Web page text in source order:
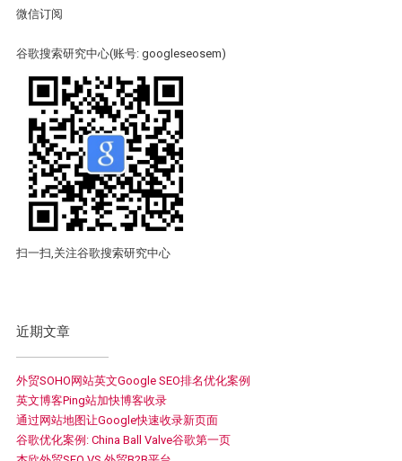
微信订阅
谷歌搜索研究中心(账号: googleseosem)
扫一扫,关注谷歌搜索研究中心
近期文章
外贸SOHO网站英文Google SEO排名优化案例
英文博客Ping站加快博客收录
通过网站地图让Google快速收录新页面
谷歌优化案例: China Ball Valve谷歌第一页